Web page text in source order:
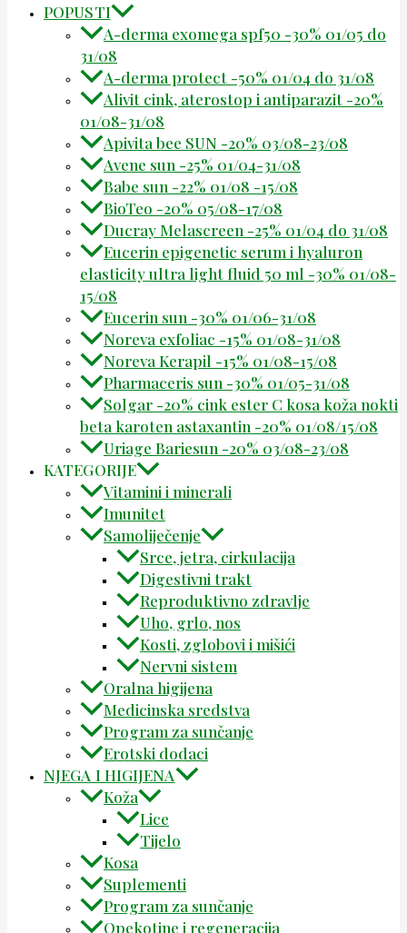
POPUSTI
A-derma exomega spf50 -30% 01/05 do
31/08
A-derma protect -50% 01/04 do 31/08
Alivit cink, aterostop i antiparazit -20%
01/08-31/08
Apivita bee SUN -20% 03/08-23/08
Avene sun -25% 01/04-31/08
Babe sun -22% 01/08 -15/08
BioTeo -20% 05/08-17/08
Ducray Melascreen -25% 01/04 do 31/08
Eucerin epigenetic serum i hyaluron
elasticity ultra light fluid 50 ml -30% 01/08-
15/08
Eucerin sun -30% 01/06-31/08
Noreva exfoliac -15% 01/08-31/08
Noreva Kerapil -15% 01/08-15/08
Pharmaceris sun -30% 01/05-31/08
Solgar -20% cink ester C kosa koža nokti
beta karoten astaxantin -20% 01/08/15/08
Uriage Bariesun -20% 03/08-23/08
KATEGORIJE
Vitamini i minerali
Imunitet
Samoliječenje
Srce, jetra, cirkulacija
Digestivni trakt
Reproduktivno zdravlje
Uho, grlo, nos
Kosti, zglobovi i mišići
Nervni sistem
Oralna higijena
Medicinska sredstva
Program za sunčanje
Erotski dodaci
NJEGA I HIGIJENA
Koža
Lice
Tijelo
Kosa
Suplementi
Program za sunčanje
Opekotine i regeneracija